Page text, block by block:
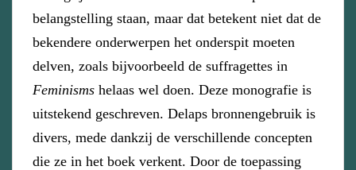
belangstelling staan, maar dat betekent niet dat de
bekendere onderwerpen het onderspit moeten
delven, zoals bijvoorbeeld de suffragettes in
Feminisms helaas wel doen. Deze monografie is
uitstekend geschreven. Delaps bronnengebruik is
divers, mede dankzij de verschillende concepten
die ze in het boek verkent. Door de toepassing